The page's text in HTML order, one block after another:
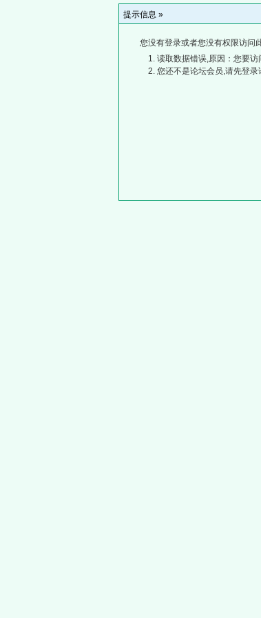
提示信息 »
您没有登录或者您没有权限访问
读取数据错误,原因：您要
您还不是论坛会员,请先登录